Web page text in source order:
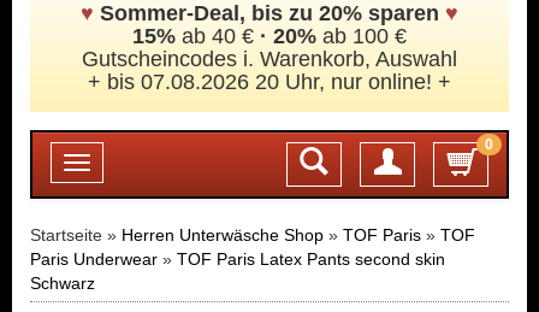
♥ Sommer-Deal, bis zu 20% sparen ♥
15% ab 40 € · 20% ab 100 €
Gutscheincodes i. Warenkorb, Auswahl
+ bis 07.08.2026 20 Uhr, nur online! +
Toggle
navigation
0
Login
Startseite » Herren Unterwäsche Shop » TOF Paris » TOF
Paris Underwear » TOF Paris Latex Pants second skin
Schwarz